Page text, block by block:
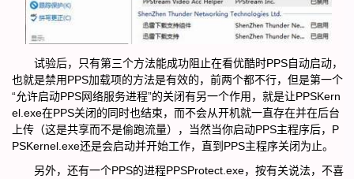
试验后，只有第三个方法能成功阻止在看优酷时PPS自动启动，
也就是禁用PPS加载项的方法是有效的，前两个都不行，但是第一个
“允许启动PPS网络服务进程”的关闭有另一个作用，就是让PPSKern
el.exe在PPS关闭的同时也结束，而不会从开机就一直存在并在后台
上传（这是共享而不是偷跑流量），当然当你启动PPS主程序后，P
PSKernel.exe还是会启动并开始工作，直到PPS主程序关闭为止。
另外，还有一个PPS的进程PPSProtect.exe，按有关说法，不喜